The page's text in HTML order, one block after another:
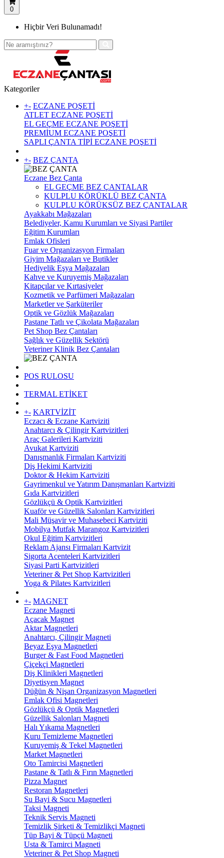
0
Hiçbir Veri Bulunamadı!
Kategoriler
+- ECZANE POŞETİ
ATLET ECZANE POŞETİ
EL GEÇME ECZANE POŞETİ
PREMİUM ECZANE POŞETİ
SAPLI ÇANTA TİPİ ECZANE POŞETİ
+- BEZ ÇANTA
Eczane Bez Çanta
EL GEÇME BEZ ÇANTALAR
KULPLU KÖRÜKLÜ BEZ ÇANTA
KULPLU KÖRÜKSÜZ BEZ ÇANTALAR
Ayakkabı Mağazaları
Belediyeler, Kamu Kurumları ve Siyasi Partiler
Eğitim Kurumları
Emlak Ofisleri
Fuar ve Organizasyon Firmaları
Giyim Mağazaları ve Butikler
Hediyelik Eşya Mağazaları
Kahve ve Kuruyemiş Mağazaları
Kitapçılar ve Kırtasiyeler
Kozmetik ve Parfümeri Mağazaları
Marketler ve Şarküteriler
Optik ve Gözlük Mağazaları
Pastane Tatlı ve Çikolata Mağazaları
Pet Shop Bez Çantaları
Sağlık ve Güzellik Sektörü
Veteriner Klinik Bez Çantaları
POS RULOSU
TERMAL ETİKET
+- KARTVİZİT
Eczacı & Eczane Kartviziti
Anahtarcı & Çilingir Kartvizitleri
Araç Galerileri Kartviziti
Avukat Kartviziti
Danışmanlık Firmaları Kartviziti
Diş Hekimi Kartviziti
Doktor & Hekim Kartviziti
Gayrimenkul ve Yatırım Danışmanları Kartviziti
Gıda Kartvizitleri
Gözlükçü & Optik Kartvizitleri
Kuaför ve Güzellik Salonları Kartvizitleri
Mali Müşavir ve Muhasebeci Kartviziti
Mobilya Mutfak Marangoz Kartvizitleri
Okul Eğitim Kartvizitleri
Reklam Ajansı Firmaları Kartvizit
Sigorta Acenteleri Kartvizitleri
Siyasi Parti Kartvizitleri
Veteriner & Pet Shop Kartvizitleri
Yoga & Pilates Kartvizitleri
+- MAGNET
Eczane Magneti
Açacak Magnet
Aktar Magnetleri
Anahtarcı, Çilingir Magneti
Beyaz Eşya Magnetleri
Burger & Fast Food Magnetleri
Çiçekçi Magnetleri
Diş Klinikleri Magnetleri
Diyetisyen Magnet
Düğün & Nişan Organizasyon Magnetleri
Emlak Ofisi Magnetleri
Gözlükçü & Optik Magnetleri
Güzellik Salonları Magneti
Halı Yıkama Magnetleri
Kuru Temizleme Magnetleri
Kuruyemiş & Tekel Magnetleri
Market Magnetleri
Oto Tamircisi Magnetleri
Pastane & Tatlı & Fırın Magnetleri
Pizza Magnet
Restoran Magnetleri
Su Bayi & Sucu Magnetleri
Taksi Magneti
Teknik Servis Magneti
Temizlik Şirketi & Temizlikçi Magneti
Tüp Bayi & Tüpçü Magneti
Usta & Tamirci Magneti
Veteriner & Pet Shop Magneti